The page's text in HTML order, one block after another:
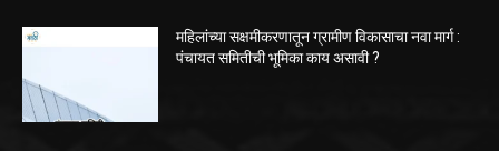
महिलांच्या सक्षमीकरणातून ग्रामीण विकासाचा नवा मार्ग :
पंचायत समितीची भूमिका काय असावी ?